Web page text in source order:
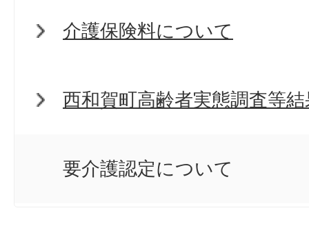
介護保険料について
西和賀町高齢者実態調査等
要介護認定について